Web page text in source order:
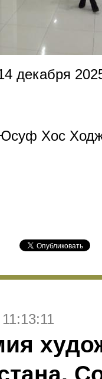
декабря
Юсуф Хос
11:13:11